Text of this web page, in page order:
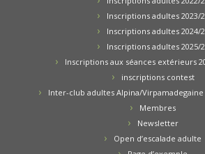
Inscriptions adultes 2023/
Inscriptions adultes 2024/
Inscriptions adultes 2025/
Inscriptions aux séances extérieurs
inscriptions contest
Inter-club adultes Alpina/Virpamadegaine
Membres
Newsletter
Open d’escalade adulte